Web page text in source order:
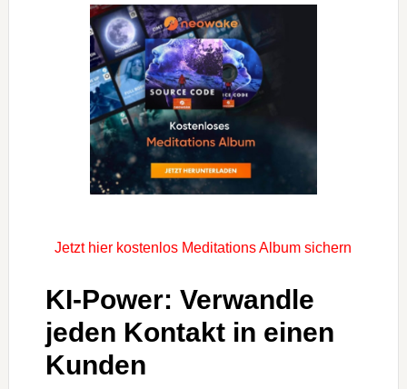
Jetzt hier kostenlos Meditations Album sichern
KI-Power: Verwandle
jeden Kontakt in einen
Kunden